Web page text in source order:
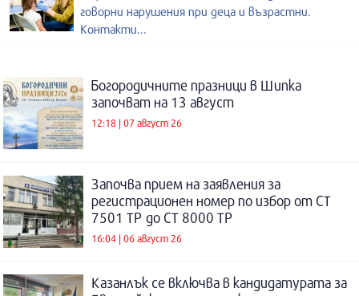
говорни нарушения при деца и възрастни.
Контакти...
Богородичните празници в Шипка
започват на 13 август
12:18 | 07 август 26
Започва прием на заявления за
регистрационен номер по избор от СТ
7501 ТР до СТ 8000 ТР
16:04 | 06 август 26
Казанлък се включва в кандидатурата за